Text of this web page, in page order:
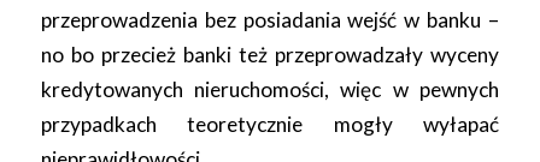
przeprowadzenia bez posiadania wejść w banku –
no bo przecież banki też przeprowadzały wyceny
kredytowanych nieruchomości, więc w pewnych
przypadkach teoretycznie mogły wyłapać